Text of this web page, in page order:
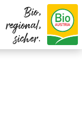
Bio,
regional,
sicher.